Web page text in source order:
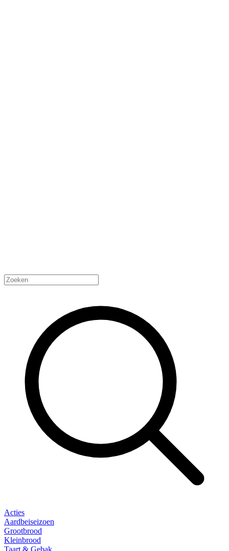
Acties
Aardbeiseizoen
Grootbrood
Kleinbrood
Taart & Gebak